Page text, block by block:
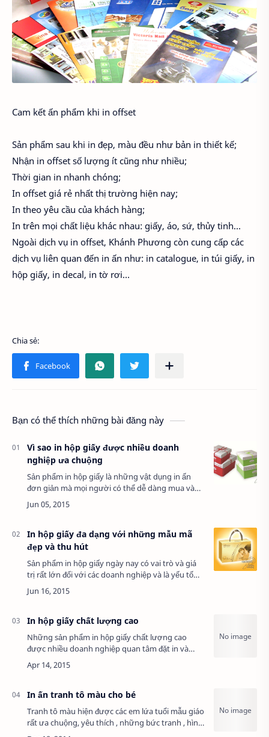
Cam kết ấn phẩm khi in offset
Sản phẩm sau khi in đẹp, màu đều như bản in thiết kế;
Nhận in offset số lượng ít cũng như nhiều;
Thời gian in nhanh chóng;
In offset giá rẻ nhất thị trường hiện nay;
In theo yêu cầu của khách hàng;
In trên mọi chất liệu khác nhau: giấy, áo, sứ, thủy tinh…
Ngoài dịch vụ in offset, Khánh Phương còn cung cấp các
dịch vụ liên quan đến in ấn như: in catalogue, in túi giấy, in
hộp giấy, in decal, in tờ rơi…
Bạn có thể thích những bài đăng này
Vì sao in hộp giấy được nhiều doanh
nghiệp ưa chuộng
Sản phẩm in hộp giấy là những vật dụng in ấn
đơn giản mà mọi người có thể dễ dàng mua và
nhìn thấy chúng qua các sản phẩm , hàng hóa mà
chúng ta mua ở cửa hàng thời trang giày dép,…
In hộp giấy đa dạng với những mẫu mã
đẹp và thu hút
Sản phẩm in hộp giấy ngày nay có vai trò và giá
trị rất lớn đối với các doanh nghiệp và là yếu tố
quan trọng giúp cho việc tiêu thụ sản phẩm của
doanh nghiệp được nhanh chóng và th…
In hộp giấy chất lượng cao
Những sản phẩm in hộp giấy chất lượng cao
được nhiều doanh nghiệp quan tâm đặt in và
thiết kế đẹp , hấp dẫn sẽ làm cho sản phẩm bên
trong càng trở nên có giá trị hơn , làm cho ngư…
In ấn tranh tô màu cho bé
Tranh tô màu hiện được các em lứa tuổi mẫu giáo
rất ưa chuộng, yêu thích , những bức tranh , hình
ảnh hoạt hình được in ấn hình ảnh của những